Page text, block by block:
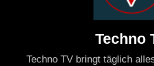
Techno
Techno TV bringt täglich